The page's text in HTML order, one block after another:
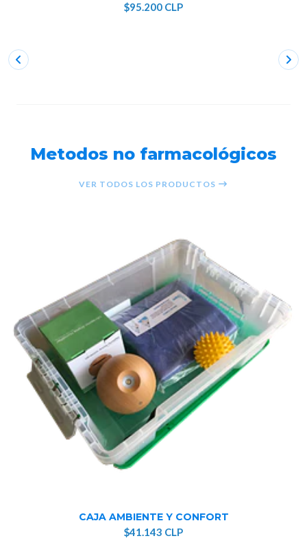
$95.200 CLP
Metodos no farmacológicos
VER TODOS LOS PRODUCTOS
CAJA AMBIENTE Y CONFORT
$41.143 CLP